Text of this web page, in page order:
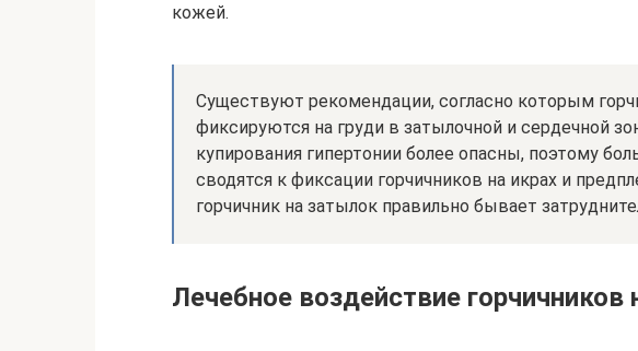
кожей.
Существуют рекомендации, согласно которым
фиксируются на груди в затылочной и сердечной
купирования гипертонии более опасны, поэтому
сводятся к фиксации горчичников на икрах и
горчичник на затылок правильно бывает
Лечебное воздействие горчичников